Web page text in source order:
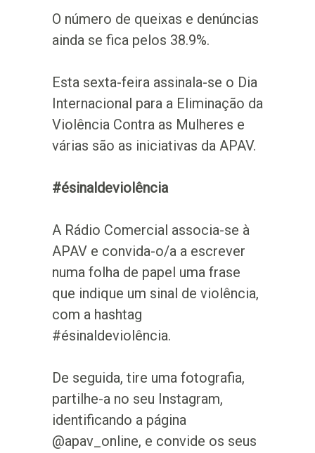
O número de queixas e denúncias
ainda se fica pelos 38.9%.
Esta sexta-feira assinala-se o Dia
Internacional para a Eliminação da
Violência Contra as Mulheres e
várias são as iniciativas da APAV.
#ésinaldeviolência
A Rádio Comercial associa-se à
APAV e convida-o/a a escrever
numa folha de papel uma frase
que indique um sinal de violência,
com a hashtag
#ésinaldeviolência.
De seguida, tire uma fotografia,
partilhe-a no seu Instagram,
identificando a página
@apav_online, e convide os seus